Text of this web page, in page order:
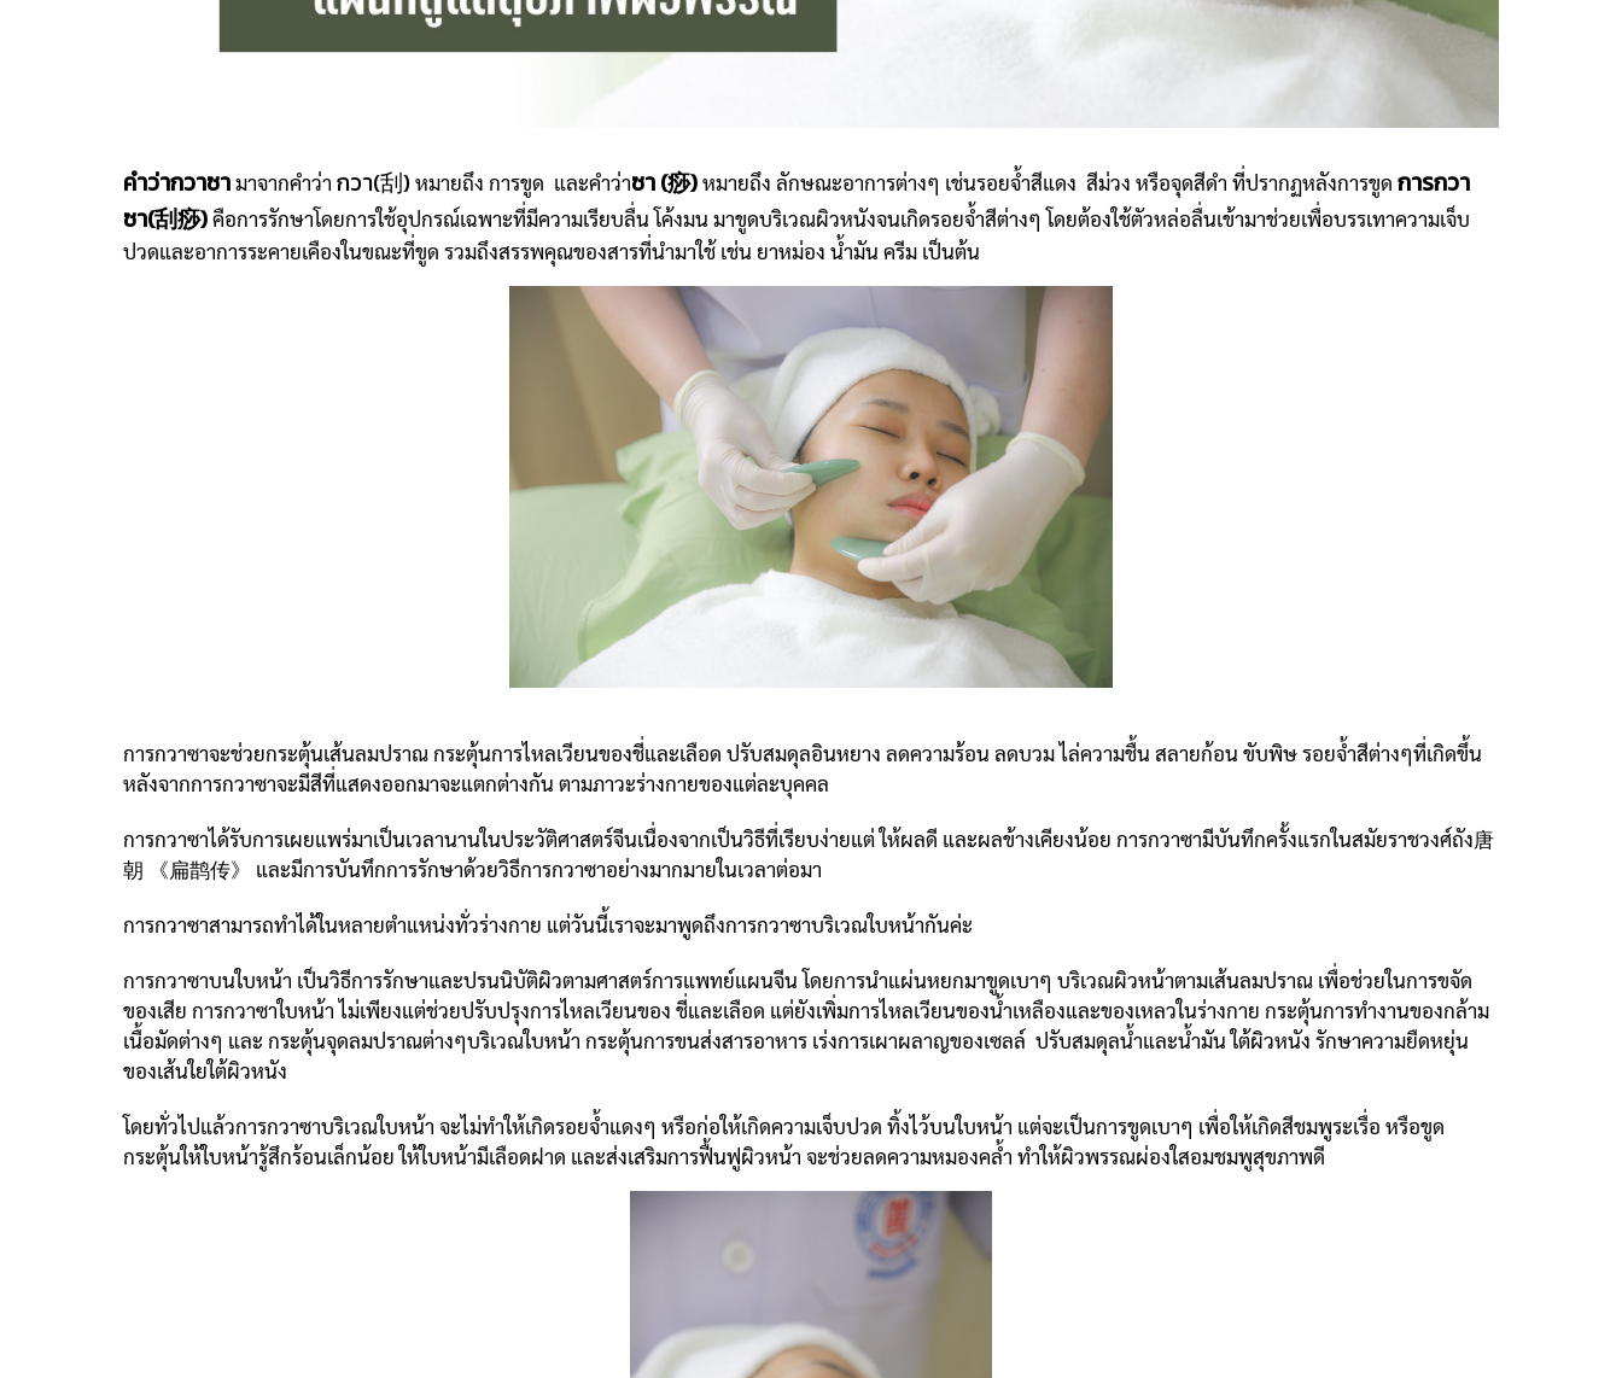
คำว่ากวาซามาจากคำว่า กวา(刮) หมายถึง การขูด และคำว่าซา (痧)หมายถึง ลักษณะอาการต่างๆ เช่นรอยจ้ำสีแดง สีม่วง หรือจุดสีดำ ที่ปรากฏหลังการขูด การกวา
ซา(刮痧)คือการรักษาโดยการใช้อุปกรณ์เฉพาะที่มีความเรียบลื่น โค้งมน มาขูดบริเวณผิวหนังจนเกิดรอยจ้ำสีต่างๆ โดยต้องใช้ตัวหล่อลื่นเข้ามาช่วยเพื่อบรรเทาความเจ็บ
ปวดและอาการระคายเคืองในขณะที่ขูด รวมถึงสรรพคุณของสารที่นำมาใช้ เช่น ยาหม่อง น้ำมัน ครีม เป็นต้น
การกวาซาจะช่วยกระตุ้นเส้นลมปราณ กระตุ้นการไหลเวียนของชี่และเลือด ปรับสมดุลอินหยาง ลดความร้อน ลดบวม ไล่ความชื้น สลายก้อน ขับพิษ รอยจ้ำสีต่างๆที่เกิดขึ้น
หลังจากการกวาซาจะมีสีที่แสดงออกมาจะแตกต่างกัน ตามภาวะร่างกายของแต่ละบุคคล
การกวาซาได้รับการเผยแพร่มาเป็นเวลานานในประวัติศาสตร์จีนเนื่องจากเป็นวิธีที่เรียบง่ายแต่ ให้ผลดี และผลข้างเคียงน้อย การกวาซามีบันทึกครั้งแรกในสมัยราชวงศ์ถัง唐
朝 《扁鹊传》 และมีการบันทึกการรักษาด้วยวิธีการกวาซาอย่างมากมายในเวลาต่อมา
การกวาซาสามารถทำได้ในหลายตำแหน่งทั่วร่างกาย แต่วันนี้เราจะมาพูดถึงการกวาซาบริเวณใบหน้ากันค่ะ
การกวาซาบนใบหน้า เป็นวิธีการรักษาและปรนนิบัติผิวตามศาสตร์การแพทย์แผนจีน โดยการนำแผ่นหยกมาขูดเบาๆ บริเวณผิวหน้าตามเส้นลมปราณ เพื่อช่วยในการขจัด
ของเสีย การกวาซาใบหน้า ไม่เพียงแต่ช่วยปรับปรุงการไหลเวียนของ ชี่และเลือด แต่ยังเพิ่มการไหลเวียนของน้ำเหลืองและของเหลวในร่างกาย กระตุ้นการทำงานของกล้าม
เนื้อมัดต่างๆ และ กระตุ้นจุดลมปราณต่างๆบริเวณใบหน้า กระตุ้นการขนส่งสารอาหาร เร่งการเผาผลาญของเซลล์ ปรับสมดุลน้ำและน้ำมัน ใต้ผิวหนัง รักษาความยืดหยุ่น
ของเส้นใยใต้ผิวหนัง
โดยทั่วไปแล้วการกวาซาบริเวณใบหน้า จะไม่ทำให้เกิดรอยจ้ำแดงๆ หรือก่อให้เกิดความเจ็บปวด ทิ้งไว้บนใบหน้า แต่จะเป็นการขูดเบาๆ เพื่อให้เกิดสีชมพูระเรื่อ หรือขูด
กระตุ้นให้ใบหน้ารู้สึกร้อนเล็กน้อย ให้ใบหน้ามีเลือดฝาด และส่งเสริมการฟื้นฟูผิวหน้า จะช่วยลดความหมองคล้ำ ทำให้ผิวพรรณผ่องใสอมชมพูสุขภาพดี